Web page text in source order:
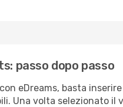
passo dopo passo
eDreams, basta
Una volta selezionato il